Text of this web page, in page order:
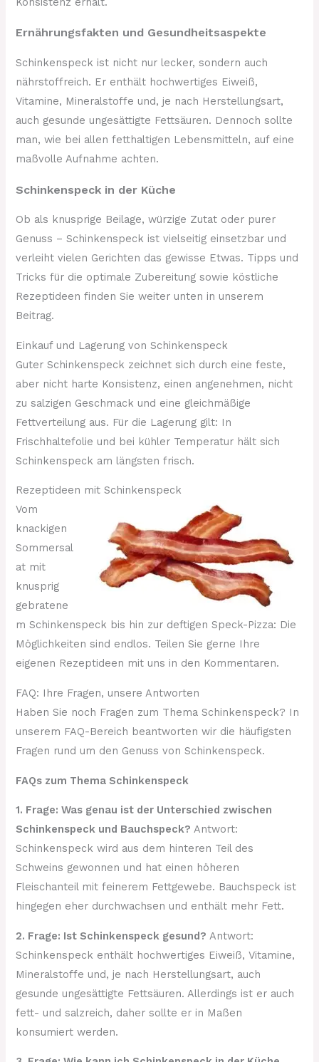
Ernährungsfakten und Gesundheitsaspekte
Schinkenspeck ist nicht nur lecker, sondern auch
nährstoffreich. Er enthält hochwertiges Eiweiß,
Vitamine, Mineralstoffe und, je nach Herstellungsart,
auch gesunde ungesättigte Fettsäuren. Dennoch sollte
man, wie bei allen fetthaltigen Lebensmitteln, auf eine
maßvolle Aufnahme achten.
Schinkenspeck in der Küche
Ob als knusprige Beilage, würzige Zutat oder purer
Genuss – Schinkenspeck ist vielseitig einsetzbar und
verleiht vielen Gerichten das gewisse Etwas. Tipps und
Tricks für die optimale Zubereitung sowie köstliche
Rezeptideen finden Sie weiter unten in unserem
Beitrag.
Einkauf und Lagerung von Schinkenspeck
Guter Schinkenspeck zeichnet sich durch eine feste,
aber nicht harte Konsistenz, einen angenehmen, nicht
zu salzigen Geschmack und eine gleichmäßige
Fettverteilung aus. Für die Lagerung gilt: In
Frischhaltefolie und bei kühler Temperatur hält sich
Schinkenspeck am längsten frisch.
Rezeptideen mit Schinkenspeck
Vom
knackigen
Sommersal
at mit
knusprig
gebratene
m Schinkenspeck bis hin zur deftigen Speck-Pizza: Die
Möglichkeiten sind endlos. Teilen Sie gerne Ihre
eigenen Rezeptideen mit uns in den Kommentaren.
FAQ: Ihre Fragen, unsere Antworten
Haben Sie noch Fragen zum Thema Schinkenspeck? In
unserem FAQ-Bereich beantworten wir die häufigsten
Fragen rund um den Genuss von Schinkenspeck.
FAQs zum Thema Schinkenspeck
1. Frage: Was genau ist der Unterschied zwischen
Schinkenspeck und Bauchspeck? Antwort:
Schinkenspeck wird aus dem hinteren Teil des
Schweins gewonnen und hat einen höheren
Fleischanteil mit feinerem Fettgewebe. Bauchspeck ist
hingegen eher durchwachsen und enthält mehr Fett.
2. Frage: Ist Schinkenspeck gesund? Antwort:
Schinkenspeck enthält hochwertiges Eiweiß, Vitamine,
Mineralstoffe und, je nach Herstellungsart, auch
gesunde ungesättigte Fettsäuren. Allerdings ist er auch
fett- und salzreich, daher sollte er in Maßen
konsumiert werden.